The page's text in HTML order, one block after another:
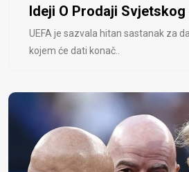
Ideji O Prodaji Svjetskog
UEFA je sazvala hitan sastanak za
kojem će dati konač..